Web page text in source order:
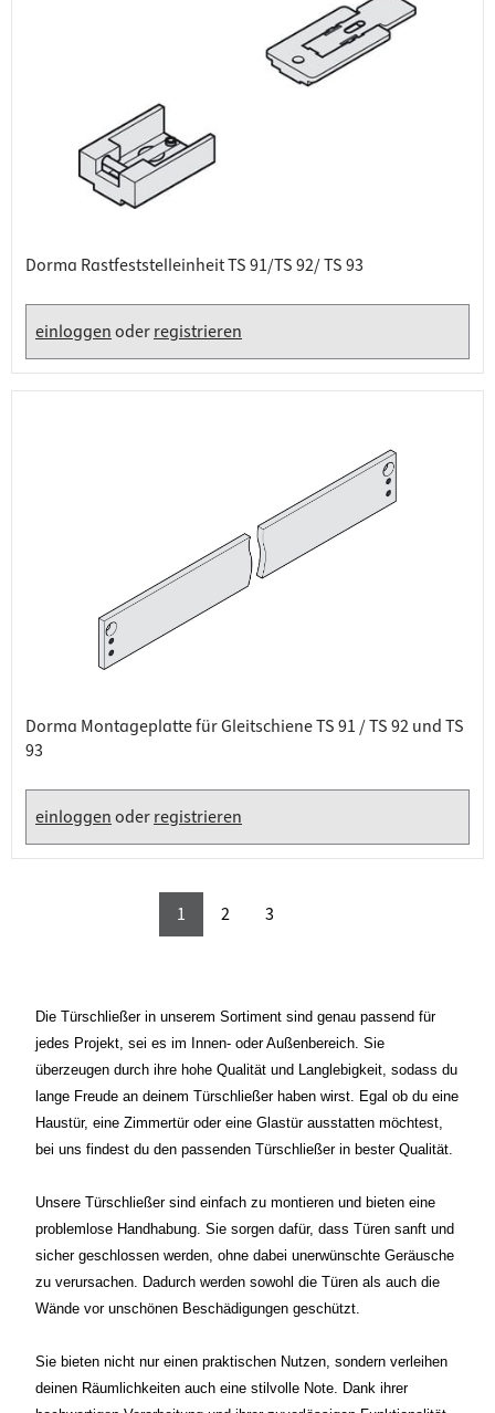
Dorma Rastfeststelleinheit TS 91/TS 92/ TS 93
einloggenoderregistrieren
Dorma Montageplatte für Gleitschiene TS 91 / TS 92 und TS
93
einloggenoderregistrieren
1 2 3
Die Türschließer in unserem Sortiment sind genau passend für
jedes Projekt, sei es im Innen- oder Außenbereich. Sie
überzeugen durch ihre hohe Qualität und Langlebigkeit, sodass du
lange Freude an deinem Türschließer haben wirst. Egal ob du eine
Haustür, eine Zimmertür oder eine Glastür ausstatten möchtest,
bei uns findest du den passenden Türschließer in bester Qualität.
Unsere Türschließer sind einfach zu montieren und bieten eine
problemlose Handhabung. Sie sorgen dafür, dass Türen sanft und
sicher geschlossen werden, ohne dabei unerwünschte Geräusche
zu verursachen. Dadurch werden sowohl die Türen als auch die
Wände vor unschönen Beschädigungen geschützt.
Sie bieten nicht nur einen praktischen Nutzen, sondern verleihen
deinen Räumlichkeiten auch eine stilvolle Note. Dank ihrer